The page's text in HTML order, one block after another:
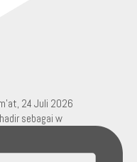
sebagai w